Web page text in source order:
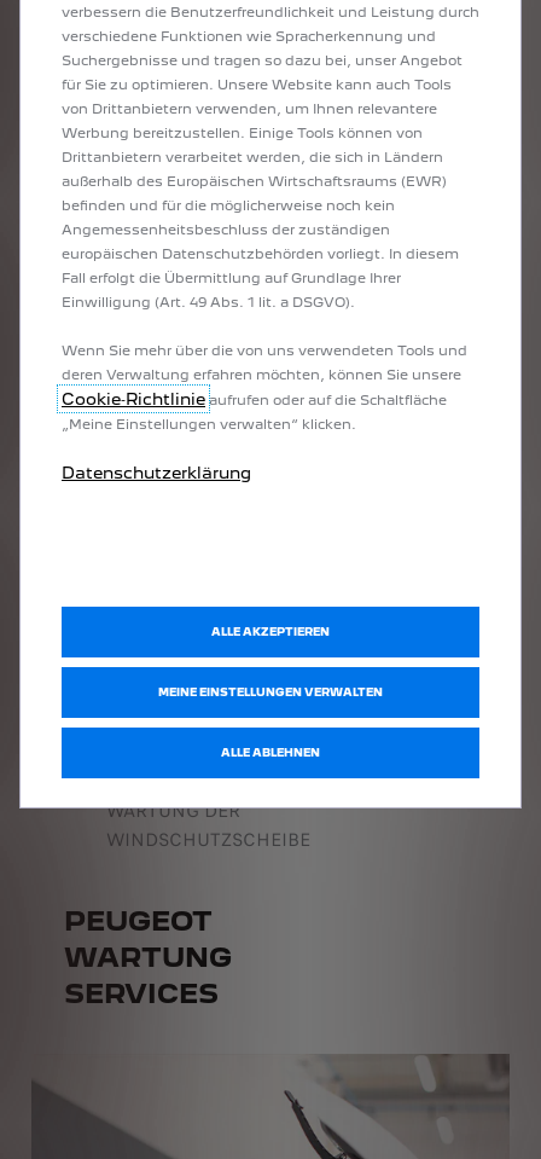
ZAHNRIEMENSATZ
WARTUNG DER
WINDSCHUTZSCHEIBE
PEUGEOT
WARTUNG
SERVICES
verbessern die Benutzerfreundlichkeit und Leistung durch
verschiedene Funktionen wie Spracherkennung und
Suchergebnisse und tragen so dazu bei, unser Angebot
für Sie zu optimieren. Unsere Website kann auch Tools
von Drittanbietern verwenden, um Ihnen relevantere
Werbung bereitzustellen. Einige Tools können von
Drittanbietern verarbeitet werden, die sich in Ländern
außerhalb des Europäischen Wirtschaftsraums (EWR)
befinden und für die möglicherweise noch kein
Angemessenheitsbeschluss der zuständigen
europäischen Datenschutzbehörden vorliegt. In diesem
Fall erfolgt die Übermittlung auf Grundlage Ihrer
Einwilligung (Art. 49 Abs. 1 lit. a DSGVO).
Wenn Sie mehr über die von uns verwendeten Tools und
deren Verwaltung erfahren möchten, können Sie unsere
Cookie‑Richtlinie aufrufen oder auf die Schaltfläche
„Meine Einstellungen verwalten“ klicken.
Datenschutzerklärung
MEINE EINSTELLUNGEN VERWALTEN
ALLE AKZEPTIEREN
ALLE ABLEHNEN